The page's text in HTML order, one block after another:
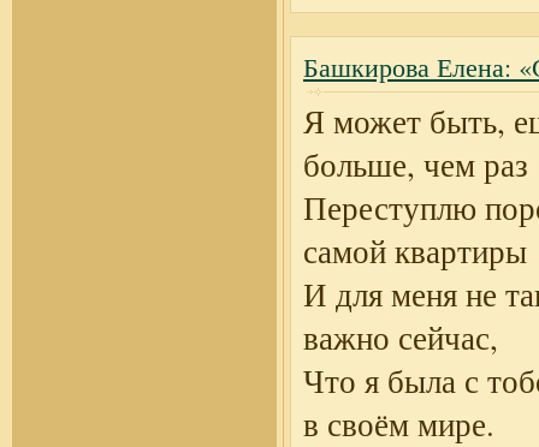
Башкирова Елена:
Я может быть,
больше, чем раз
Переступлю
самой квартиры
И для меня не
важно сейчас,
Что я была с
в своём мире.